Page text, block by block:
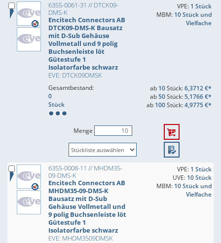
6355-0061-31 // DTCK09-
DMS-K
Encitech Connectors AB
DTCK09-DMS-K Bausatz
mit D-Sub Gehäuse
Vollmetall und 9 polig
Buchsenleiste löt
Gütestufe 1
Isolatorfarbe schwarz
EVE: DTCK09DMSK
VPE: 1 Stück
MBM: 10 Stück und
Vielfache
Gesamtbestand:
0
Stück
ab 10Stück:6,3712 €*
ab50Stück:5,1766 €*
ab 100Stück:4,9775 €*
Menge
6355-0008-11 // MHDM35-
09-DMS-K
Encitech Connectors AB
MHDM35-09-DMS-K
Bausatz mit D-Sub
Gehäuse Vollmetall und
9 polig Buchsenleiste löt
Gütestufe 1
Isolatorfarbe schwarz
EVE: MHDM3509DMSK
VPE: 1 Stück
UVE: 10 Stück
MBM: 10 Stück und
Vielfache